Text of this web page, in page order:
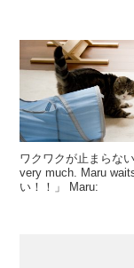
ワクワクが止まらな
very much. Maru waits for
い！！」 Maru: